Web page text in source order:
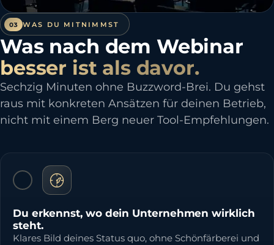
03 WAS DU MITNIMMST
Was nach dem Webinar
besser ist als davor.
Sechzig Minuten ohne Buzzword-Brei. Du gehst
raus mit konkreten Ansätzen für deinen Betrieb,
nicht mit einem Berg neuer Tool-Empfehlungen.
Du erkennst, wo dein Unternehmen wirklich
steht.
Klares Bild deines Status quo, ohne Schönfärberei und